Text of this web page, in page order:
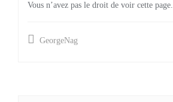
Vous n’avez pas le droit de voir cette page.
GeorgeNag